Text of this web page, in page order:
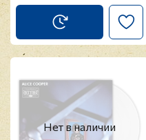
Нет в наличии